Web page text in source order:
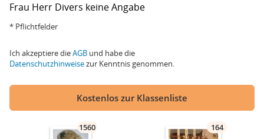
Frau Herr Divers keine Angabe
* Pflichtfelder
Ich akzeptiere dieAGB und habe die
Datenschutzhinweisezur Kenntnis genommen.
Kostenlos zur Klassenliste
1560 164